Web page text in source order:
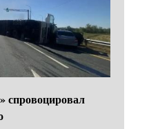
спровоцировал